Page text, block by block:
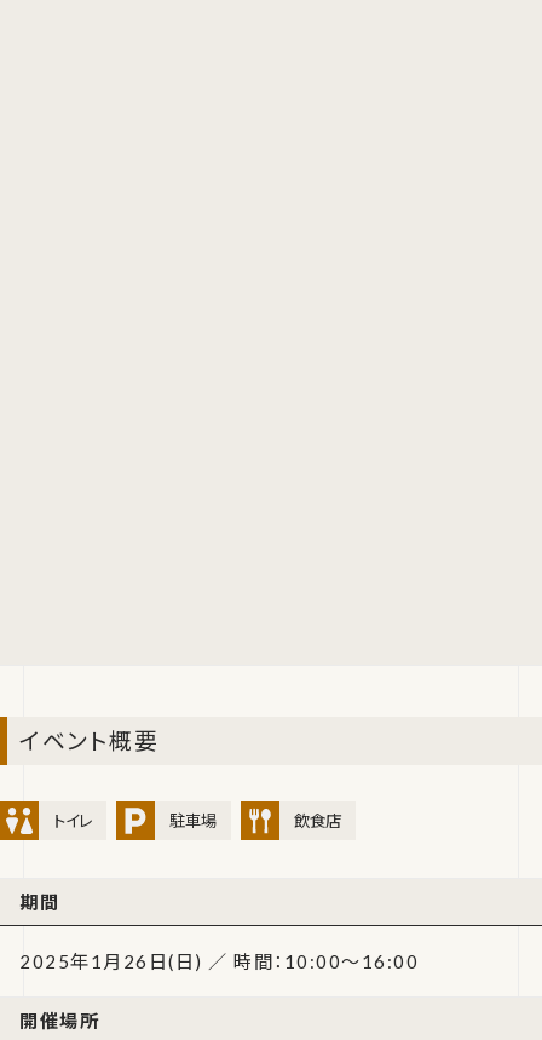
イベント概要
トイレ 駐車場 飲食店
期間
2025年1月26日(日) ／ 時間：10:00～16:00
開催場所